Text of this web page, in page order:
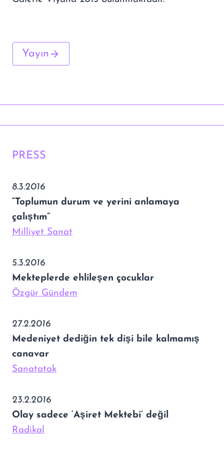
Yayın
PRESS
8.3.2016
“Toplumun durum ve yerini anlamaya
çalıştım”
Milliyet Sanat
5.3.2016
Mekteplerde ehlileşen çocuklar
Özgür Gündem
27.2.2016
Medeniyet dediğin tek dişi bile kalmamış
canavar
Sanatatak
23.2.2016
Olay sadece ‘Aşiret Mektebi’ değil
Radikal